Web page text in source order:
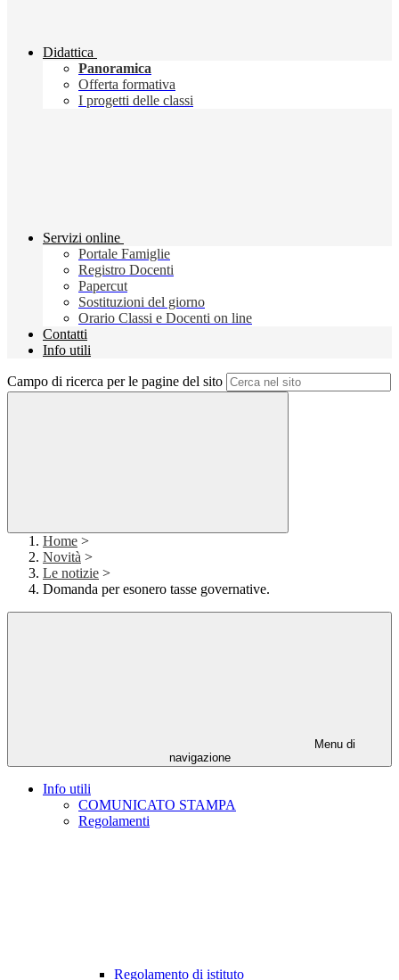
Didattica
Panoramica
Offerta formativa
I progetti delle classi
Servizi online
Portale Famiglie
Registro Docenti
Papercut
Sostituzioni del giorno
Orario Classi e Docenti on line
Contatti
Info utili
Campo di ricerca per le pagine del sito
Home >
Novità >
Le notizie >
Domanda per esonero tasse governative.
Menu di
navigazione
Info utili
COMUNICATO STAMPA
Regolamenti
Regolamento di istituto